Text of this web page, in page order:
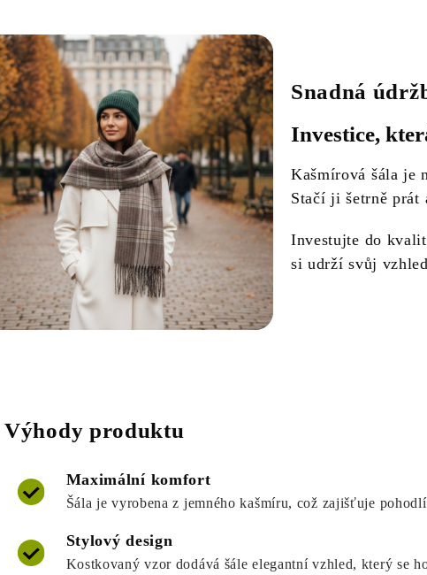
Snadná
Investice,
Kašmírová šála je
Stačí ji šetrně prát
Investujte do
si udrží svůj
Výhody produktu
Maximální komfort
Šála je vyrobena z jemného kašmíru, což zajišťuje
Stylový design
Kostkovaný vzor dodává šále elegantní vzhled, který se